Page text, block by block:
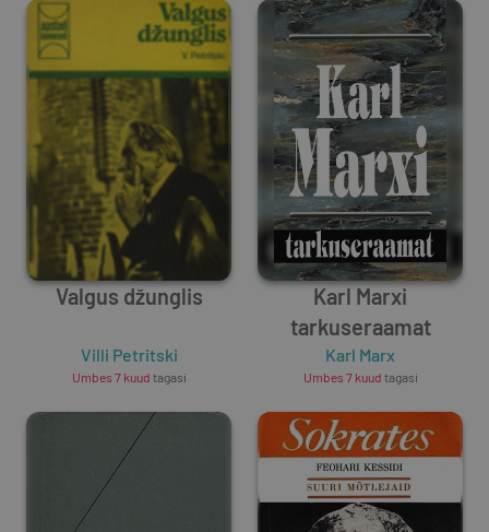
Valgus džunglis
Villi Petritski
Umbes 7 kuud tagasi
Karl Marxi
tarkuseraamat
Karl Marx
Umbes 7 kuud tagasi